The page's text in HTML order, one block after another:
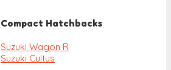
Compact Hatchbacks
Suzuki Wagon R
Suzuki Cultus